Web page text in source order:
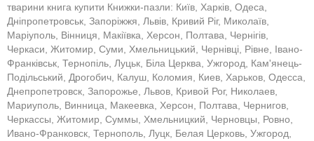
тварини книга купити Книжки-пазли: Київ, Харків, Одеса,
Дніпропетровськ, Запоріжжя, Львів, Кривий Ріг, Миколаїв,
Маріуполь, Вінниця, Макіївка, Херсон, Полтава, Чернігів,
Черкаси, Житомир, Суми, Хмельницький, Чернівці, Рівне, Івано-
Франківськ, Тернопіль, Луцьк, Біла Церква, Ужгород, Кам'янець-
Подільський, Дрогобич, Калуш, Коломия, Киев, Харьков, Одесса,
Днепропетровск, Запорожье, Львов, Кривой Рог, Николаев,
Мариуполь, Винница, Макеевка, Херсон, Полтава, Чернигов,
Черкассы, Житомир, Суммы, Хмельницкий, Черновцы, Ровно,
Ивано-Франковск, Тернополь, Луцк, Белая Церковь, Ужгород,